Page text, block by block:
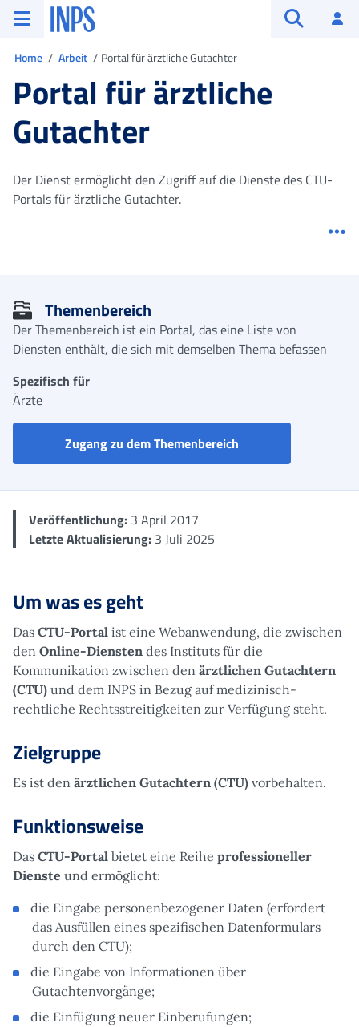
Zum Hauptmenü
Zum Hauptinhalt springen
Zu der Fußzeile
INPS ()
Home Arbeit Portal für ärztliche Gutachter
Portal für ärztliche
Gutachter
Der Dienst ermöglicht den Zugriff auf die Dienste des CTU-
Portals für ärztliche Gutachter.
Themenbereich
Der Themenbereich ist ein Portal, das eine Liste von
Diensten enthält, die sich mit demselben Thema befassen
Spezifisch für
Ärzte
Zugang zu dem ThemenbereichPortal Ärzte CTU
Veröffentlichung: 3 April 2017
Letzte Aktualisierung: 3 Juli 2025
Um was es geht
Das CTU-Portal ist eine Webanwendung, die zwischen
den Online-Diensten des Instituts für die
Kommunikation zwischen den ärztlichen Gutachtern
(CTU) und dem INPS in Bezug auf medizinisch-
rechtliche Rechtsstreitigkeiten zur Verfügung steht.
Zielgruppe
Es ist den ärztlichen Gutachtern (CTU) vorbehalten.
Funktionsweise
Das CTU-Portal bietet eine Reihe professioneller
Dienste und ermöglicht:
die Eingabe personenbezogener Daten (erfordert
das Ausfüllen eines spezifischen Datenformulars
durch den CTU);
die Eingabe von Informationen über
Gutachtenvorgänge;
die Einfügung neuer Einberufungen;